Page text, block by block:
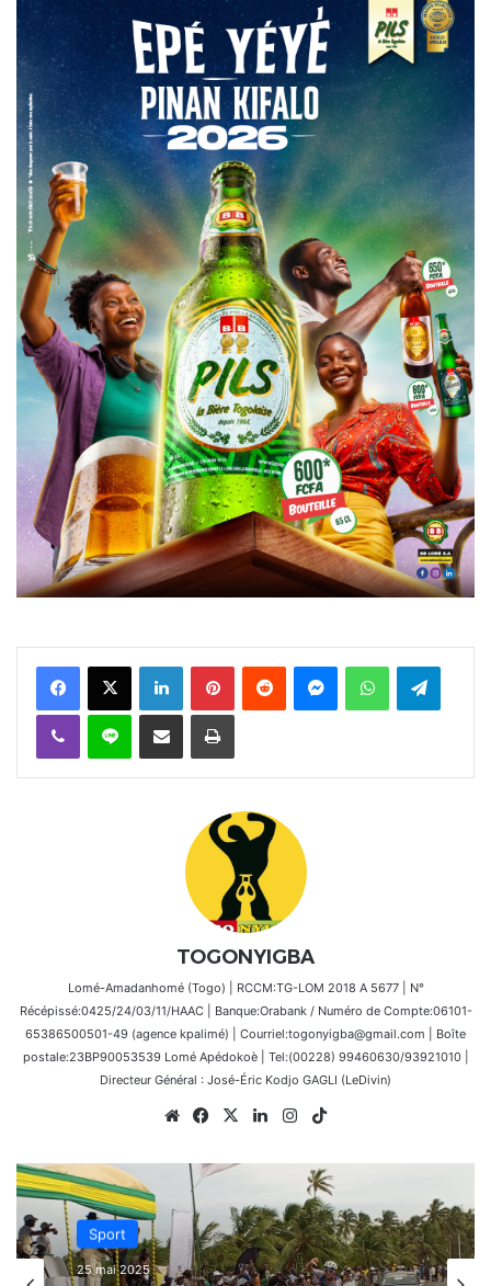
FacebookX Linkedin PinterestReddit MessengerWhatsAppTelegram
Viber Ligne Partager par email Imprimer
TOGONYIGBA
Lomé-Amadanhomé (Togo) | RCCM:TG-LOM 2018 A 5677 | N°
Récépissé:0425/24/03/11/HAAC | Banque:Orabank / Numéro de Compte:06101-
65386500501-49 (agence kpalimé) | Courriel:togonyigba@gmail.com | Boîte
postale:23BP90053539 Lomé Apédokoè | Tel:(00228) 99460630/93921010 |
Directeur Général : José-Éric Kodjo GAGLI (LeDivin)
WebsiteFacebook
X LinkedinInstagram
Sport
25 mai 2025